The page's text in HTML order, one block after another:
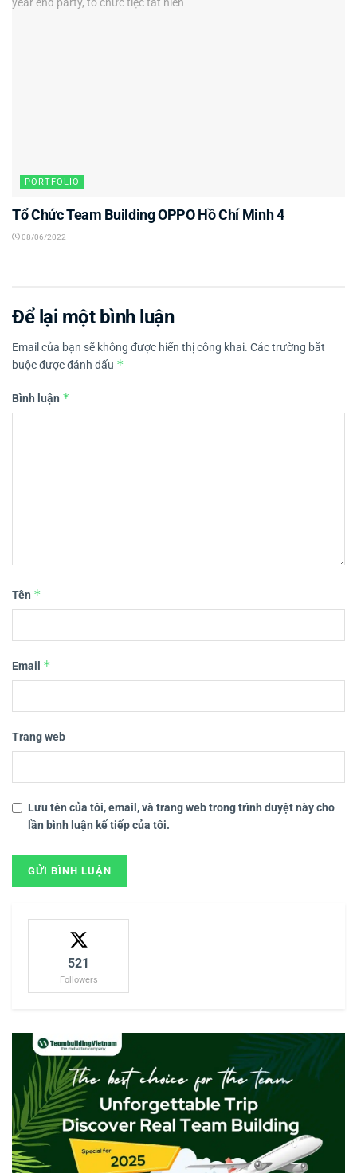
PORTFOLIO
Tổ Chức Team Building OPPO Hồ Chí Minh 4
08/06/2022
Để lại một bình luận
Email của bạn sẽ không được hiển thị công khai. Các trường bắt
buộc được đánh dấu *
Bình luận *
Tên *
Email *
Trang web
Lưu tên của tôi, email, và trang web trong trình duyệt này cho
lần bình luận kế tiếp của tôi.
521
Followers